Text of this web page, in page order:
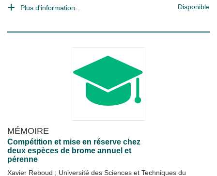
Plus d'information... Disponible
MÉMOIRE
Compétition et mise en réserve chez
deux espèces de brome annuel et
pérenne
Xavier Reboud ; Université des Sciences et Techniques du